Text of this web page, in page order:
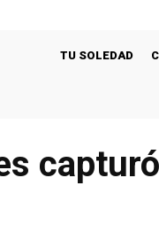
TU SOLEDAD